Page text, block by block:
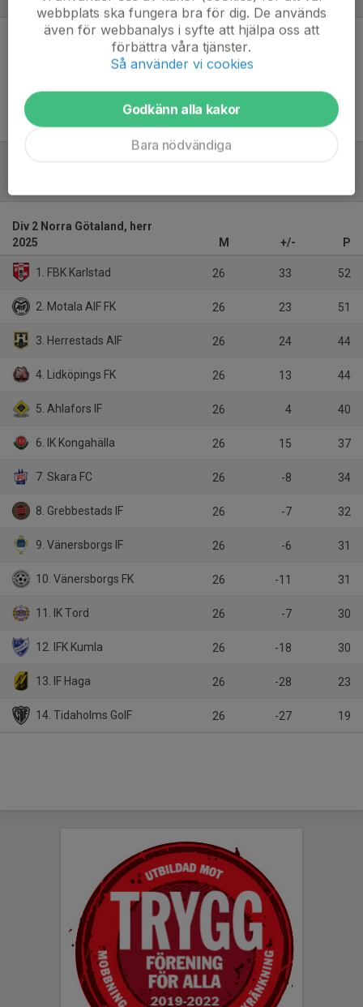
Inget referat skrivet
Div 2 Norra Götaland, herr
2025
M +/- P
1. FBK Karlstad 26 33 52
2. Motala AIF FK 26 23 51
3. Herrestads AIF 26 24 44
4. Lidköpings FK 26 13 44
5. Ahlafors IF 26 4 40
6. IK Kongahälla 26 15 37
7. Skara FC 26 -8 34
8. Grebbestads IF 26 -7 32
9. Vänersborgs IF 26 -6 31
10. Vänersborgs FK 26 -11 31
11. IK Tord 26 -7 30
12. IFK Kumla 26 -18 30
13. IF Haga 26 -28 23
14. Tidaholms GoIF 26 -27 19
webbplats ska fungera bra för dig. De används
även för webbanalys i syfte att hjälpa oss att
förbättra våra tjänster.
Så använder vi cookies
Godkänn alla kakor
Bara nödvändiga